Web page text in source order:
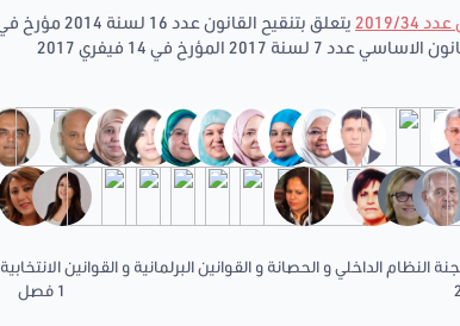
34
7 لسنة 2017 المؤرخ في 14 فيفري 2017
النظام الداخلي و الحصانة و القوانين البرلمانية و القوانين الانتخابية
1 فصل